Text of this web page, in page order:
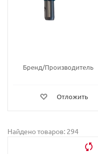
Бренд/Производитель
Отложить
Найдено товаров: 294